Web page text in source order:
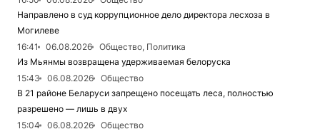
Направлено в суд коррупционное дело директора лесхоза в
Могилеве
16:41
06.08.2026
Общество, Политика
Из Мьянмы возвращена удерживаемая белоруска
15:43
06.08.2026
Общество
В 21 районе Беларуси запрещено посещать леса, полностью
разрешено — лишь в двух
15:04
06.08.2026
Общество